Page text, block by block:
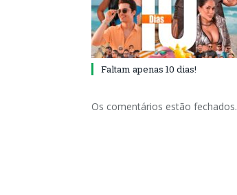
Faltam apenas 10 dias!
Os comentários estão fechados.